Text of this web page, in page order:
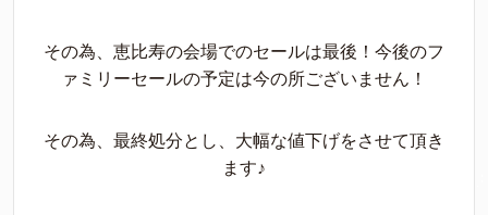
その為、恵比寿の会場でのセールは最後！今後のフ
ァミリーセールの予定は今の所ございません！
その為、最終処分とし、大幅な値下げをさせて頂き
ます♪